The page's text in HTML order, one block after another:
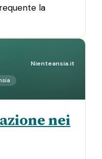
la
Nienteansia.it
nei